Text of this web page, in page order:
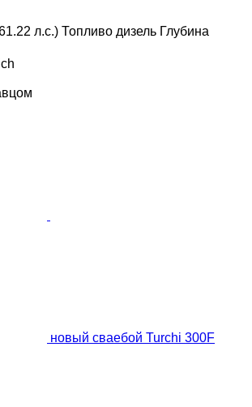
л.с.) Топливо дизель Глубина
новый сваебой Turchi 300F